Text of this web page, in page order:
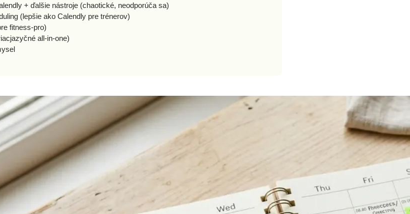
+ ďalšie nástroje (chaotické, neodporúča sa)
(lepšie ako Calendly pre trénerov)
fitness-pro)
all-in-one)